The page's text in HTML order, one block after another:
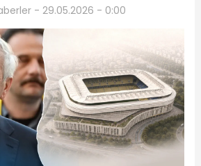
- 29.05.2026 - 0:00